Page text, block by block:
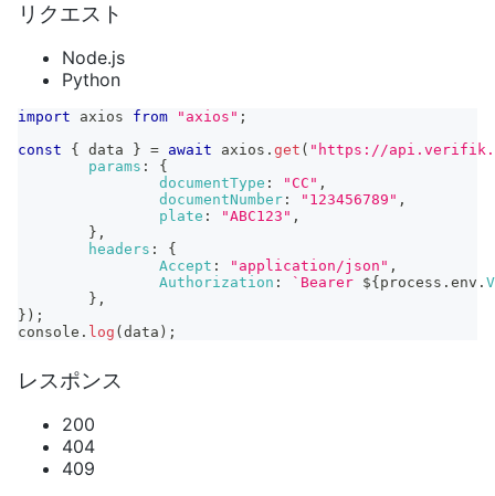
リクエスト
Node.js
Python
import axios from "axios" ;
const
{ data } = await axios . get ( "https://
params :
{
documentType : "CC" ,
documentNumber : "123456789" ,
plate : "ABC123" ,
} ,
headers :
{
Accept : "application/json" ,
Authorization : ` Bearer ${ process . env .
} ,
} ) ;
console . log ( data ) ;
レスポンス
200
404
409